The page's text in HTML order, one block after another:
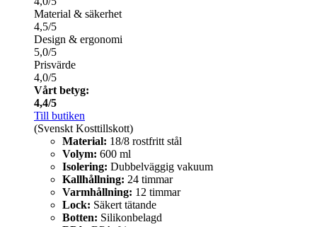
Material & säkerhet
4,5/5
Design & ergonomi
5,0/5
Prisvärde
4,0/5
Vårt betyg:
4,4/5
Till butiken
(Svenskt Kosttillskott)
Material: 18/8 rostfritt stål
Volym: 600 ml
Isolering: Dubbelväggig vakuum
Kallhållning: 24 timmar
Varmhållning: 12 timmar
Lock: Säkert tätande
Botten: Silikonbelagd